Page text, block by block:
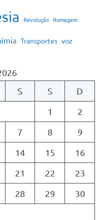
Revolução Romagem
Transportes voz
S S
D
1
2
7 8
9
14 15
16
21 22
23
28 29
30